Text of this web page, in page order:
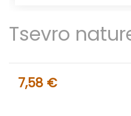
Tsevro
7,58 €